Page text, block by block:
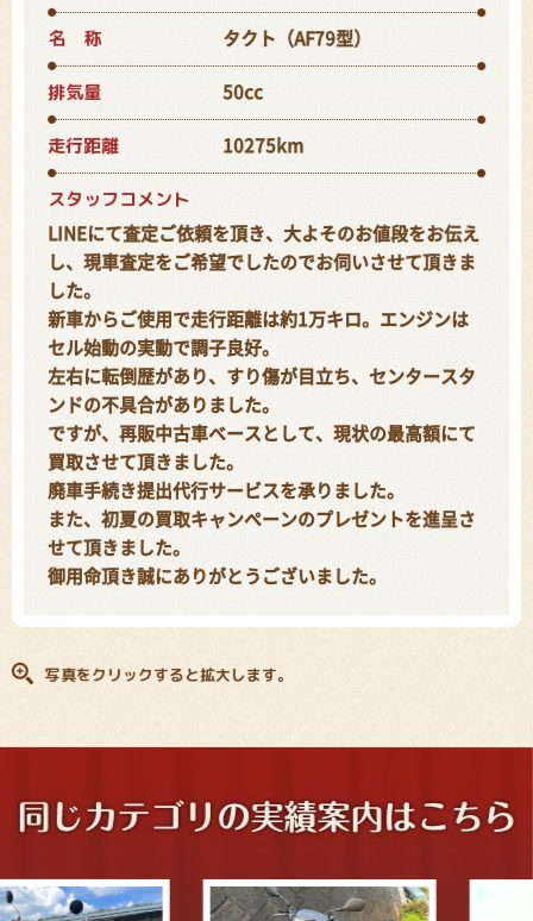
名 称 タクト（AF79型）
排気量 50cc
走行距離 10275km
スタッフコメント
LINEにて査定ご依頼を頂き、大よそのお値段をお伝え
し、現車査定をご希望でしたのでお伺いさせて頂きま
した。
新車からご使用で走行距離は約1万キロ。エンジンは
セル始動の実動で調子良好。
左右に転倒歴があり、すり傷が目立ち、センタースタ
ンドの不具合がありました。
ですが、再販中古車ベースとして、現状の最高額にて
買取させて頂きました。
廃車手続き提出代行サービスを承りました。
また、初夏の買取キャンペーンのプレゼントを進呈さ
せて頂きました。
御用命頂き誠にありがとうございました。
写真をクリックすると拡大します。